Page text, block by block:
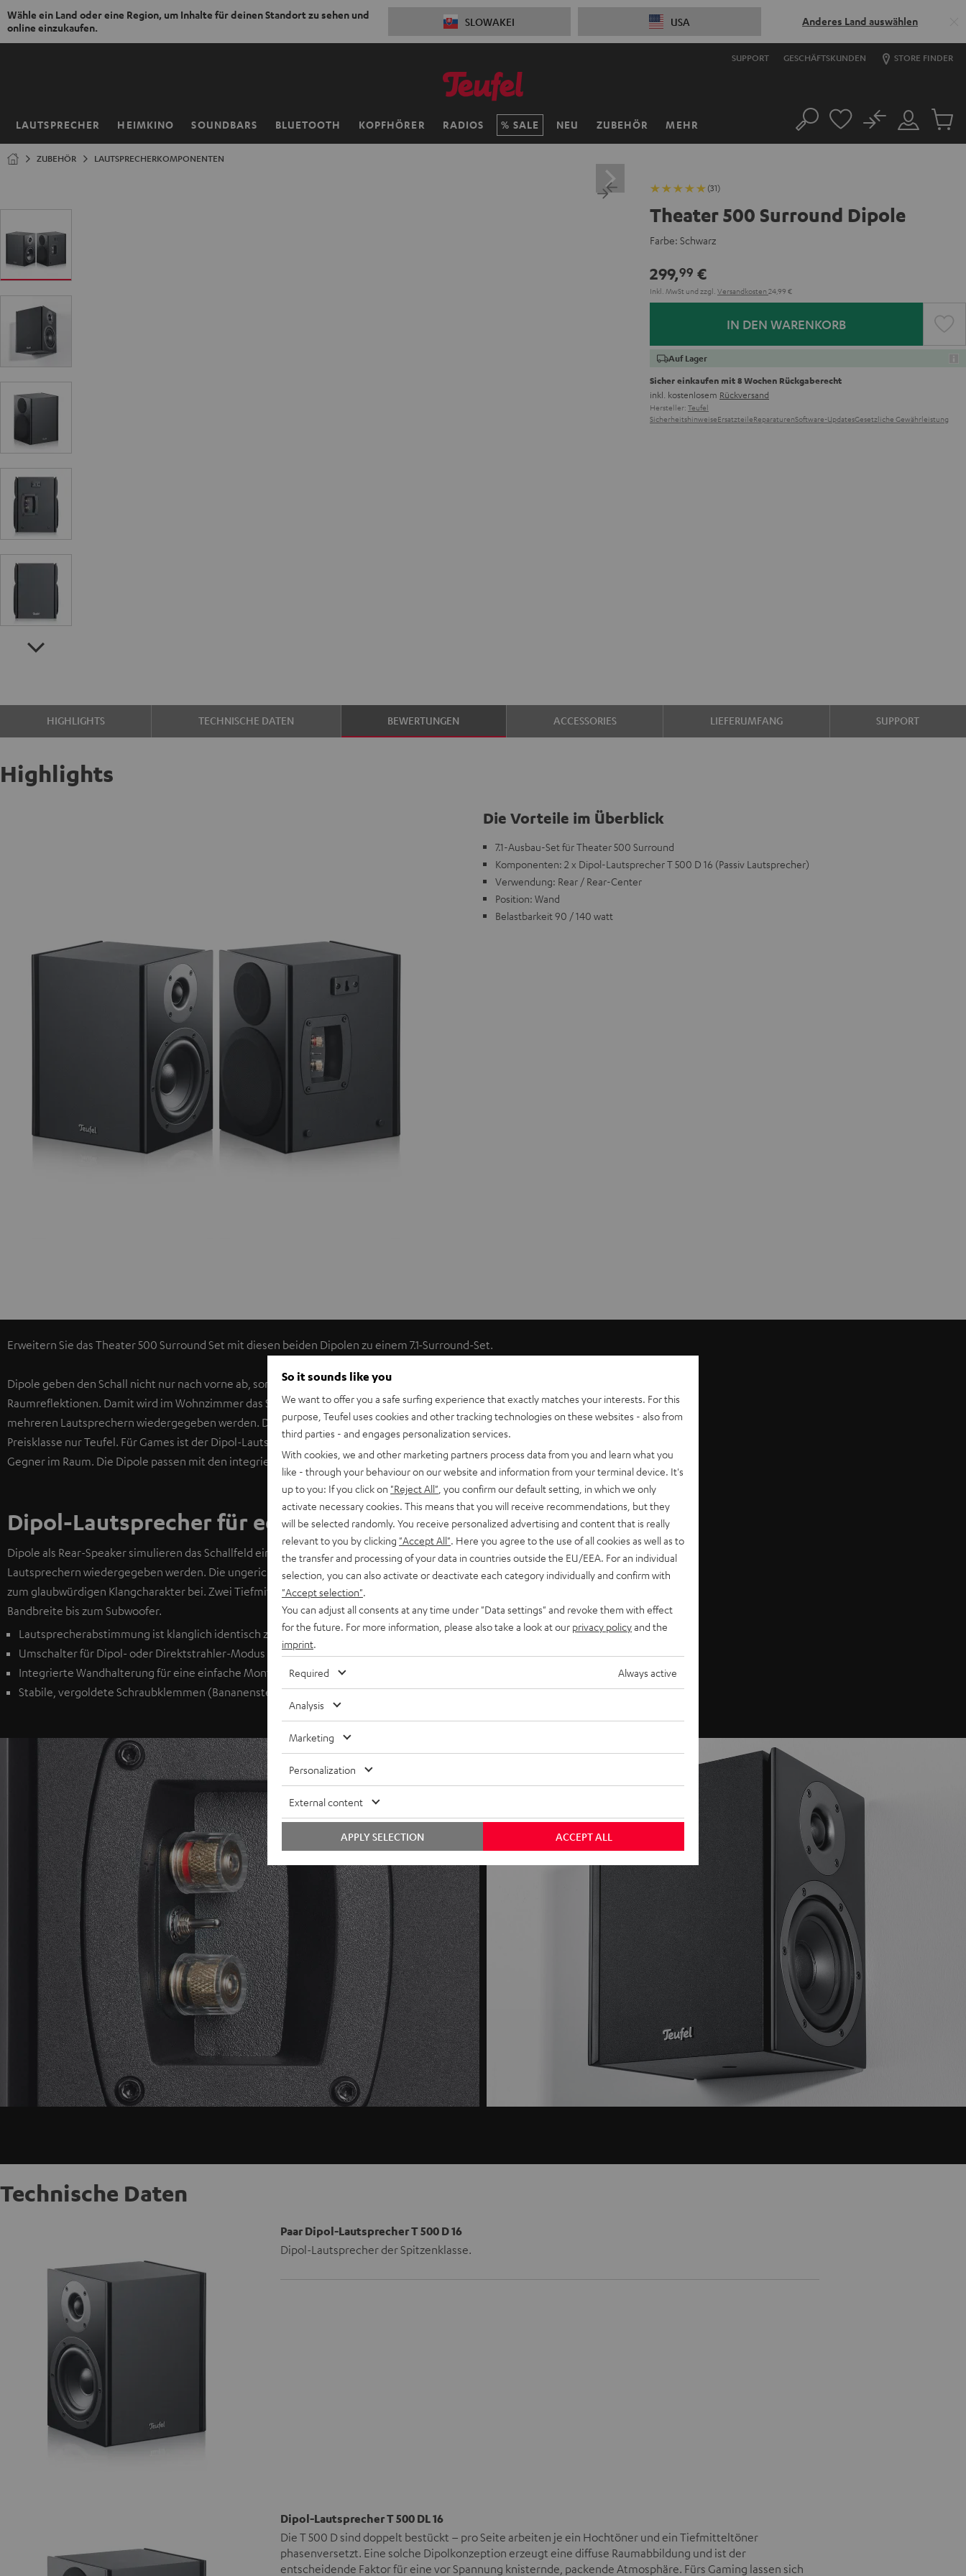
Wähle ein Land oder eine Region, um Inhalte für deinen Standort zu sehen und
online einzukaufen.
SLOWAKEI USA Anderes Land auswählen
ZUM
SUPPORT GESCHÄFTSKUNDEN STORE FINDER
LAUTSPRECHER HEIMKINO SOUNDBARS BLUETOOTH KOPFHÖRER RADIOS SALE NEU ZUBEHÖR MEHR
Startseite Suche
Mein
Konto
No
Artikel
ZUBEHÖR LAUTSPRECHERKOMPONENTEN
(31)
Theater 500 Surround Dipole
Farbe: Schwarz
299,99 €
Inkl. MwSt und zzgl. Versandkosten 24,99 €
IN DEN WARENKORB
Auf Lager
Sicher einkaufen mit 8 Wochen Rückgaberecht
inkl. kostenlosem Rückversand
Hersteller: Teufel
SicherheitshinweiseErsatzteileReparaturenSoftware-UpdatesGesetzliche Gewährleistung
HIGHLIGHTS TECHNISCHE DATEN BEWERTUNGEN ACCESSORIES LIEFERUMFANG SUPPORT
Highlights
Die Vorteile im Überblick
7.1-Ausbau-Set für Theater 500 Surround
Komponenten: 2 x Dipol-Lautsprecher T 500 D 16 (Passiv Lautsprecher)
Verwendung: Rear / Rear-Center
Position: Wand
Belastbarkeit 90 / 140 watt
Erweitern Sie das Theater 500 Surround Set mit diesen beiden Dipolen zu einem 7.1-Surround-Set.
Dipole geben den Schall nicht nur nach vorne ab, sondern phasenversetzt auch nach hinten. Man hört hauptsächlich
Raumreflektionen. Damit wird im Wohnzimmer das Schallfeld eines Kinos simuliert, bei dem die Surround-Kanäle von jeweils
mehreren Lautsprechern wiedergegeben werden. Diese aufwendige, aber höchst sinnvolle Technik bietet in dieser
Preisklasse nur Teufel. Für Games ist der Dipol-Lautsprecher umschaltbar zu einem Direktstrahler für eine gute Ortung der
Gegner im Raum. Die Dipole passen mit den integrierten Schlüssellochhalterungen einfach an die Wand.
Dipol-Lautsprecher für echte Kinoatmosphäre
Dipole als Rear-Speaker simulieren das Schallfeld eines Kinos, bei dem die Surround-Kanäle von jeweils mehreren
Lautsprechern wiedergegeben werden. Die ungerichtete Abstrahlung der Dipole nach vorne und hinten trägt entscheidend
zum glaubwürdigen Klangcharakter bei. Zwei Tiefmittel- und Hochtöner gewährleisten straffen Sound über die gesamte
Bandbreite bis zum Subwoofer.
Lautsprecherabstimmung ist klanglich identisch zu den Frontlautsprechern
Umschalter für Dipol- oder Direktstrahler-Modus (fürs Gaming)
Integrierte Wandhalterung für eine einfache Montage
Stabile, vergoldete Schraubklemmen (Bananenstecker geeignet) für eine optimale Verbindung, für Kabel bis 4 mm²
Technische Daten
Paar Dipol-Lautsprecher T 500 D 16
Dipol-Lautsprecher der Spitzenklasse.
Dipol-Lautsprecher T 500 DL 16
Die T 500 D sind doppelt bestückt – pro Seite arbeiten je ein Hochtöner und ein Tiefmitteltöner
phasenversetzt. Eine solche Dipolkonzeption erzeugt eine diffuse Raumabbildung und ist der
entscheidende Faktor für eine vor Spannung knisternde, packende Atmosphäre. Fürs Gaming lassen sich
So it sounds like you
We want to offer you a safe surfing experience that exactly matches your interests. For this
purpose, Teufel uses cookies and other tracking technologies on these websites - also from
third parties - and engages personalization services.
With cookies, we and other marketing partners process data from you and learn what you
like - through your behaviour on our website and information from your terminal device. It's
up to you: If you click on "Reject All" , you confirm our default setting, in which we only
activate necessary cookies. This means that you will receive recommendations, but they
will be selected randomly. You receive personalized advertising and content that is really
relevant to you by clicking "Accept All" . Here you agree to the use of all cookies as well as to
the transfer and processing of your data in countries outside the EU/EEA. For an individual
selection, you can also activate or deactivate each category individually and confirm with
"Accept selection"
You can adjust all consents at any time under "Data settings" and revoke them with effect
for the future. For more information, please also take a look at our privacy policyand the
imprint
Required Always active
Analysis
Marketing
Personalization
External content
ACCEPT ALL
APPLY SELECTION